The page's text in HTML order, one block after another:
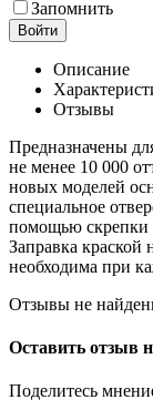
Запомнить
Войти
Описание
Отзывы
Предназначены
не менее 10 000
новых моделей
специальное
помощью скрепки
Заправка краской
необходима при
Отзывы не
Оставить отзыв
Поделитесь